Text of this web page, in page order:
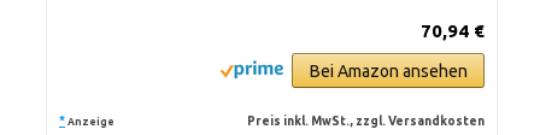
70,94 €
Bei Amazon ansehen
* Anzeige Preis inkl. MwSt., zzgl. Versandkosten